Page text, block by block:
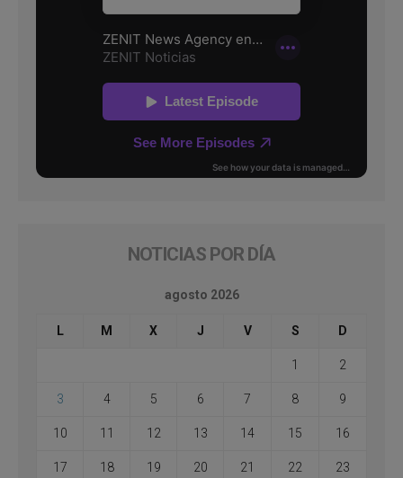
NOTICIAS POR DÍA
agosto 2026
L M X J V S D
1 2
3 4 5 6 7 8 9
10 11 12 13 14 15 16
17 18 19 20 21 22 23